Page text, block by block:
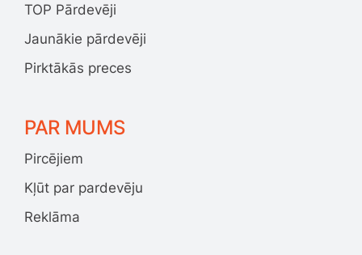
TOP Pārdevēji
Jaunākie pārdevēji
Pirktākās preces
PAR MUMS
Pircējiem
Kļūt par pardevēju
Reklāma